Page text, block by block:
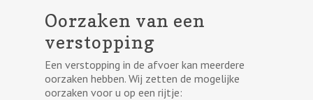
Oorzaken van een
verstopping
Een verstopping in de afvoer kan meerdere
oorzaken hebben. Wij zetten de mogelijke
oorzaken voor u op een rijtje: